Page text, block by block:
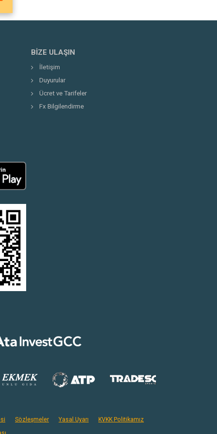
BIZE ULAŞIN
İletişim
Duyurular
Ücret ve Tarifeler
Fx Bilgilendirme
Sözleşmeler Yasal Uyarı
KVKK Politikamız